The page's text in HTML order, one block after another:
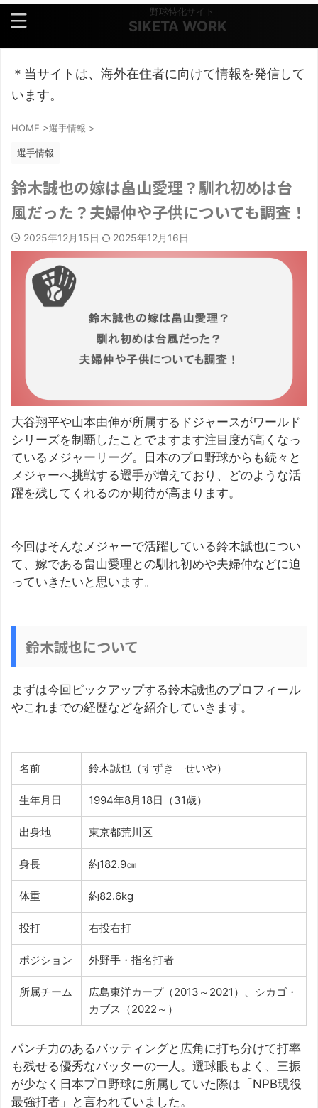
野球特化サイト
SIKETA WORK
＊当サイトは、海外在住者に向けて情報を発信して
います。
HOME >選手情報 >
選手情報
鈴木誠也の嫁は畠山愛理？馴れ初めは台
風だった？夫婦仲や子供についても調査！
2025年12月15日 2025年12月16日
大谷翔平や山本由伸が所属するドジャースがワールド
シリーズを制覇したことでますます注目度が高くなっ
ているメジャーリーグ。日本のプロ野球からも続々と
メジャーへ挑戦する選手が増えており、どのような活
躍を残してくれるのか期待が高まります。
今回はそんなメジャーで活躍している鈴木誠也につい
て、嫁である畠山愛理との馴れ初めや夫婦仲などに迫
っていきたいと思います。
鈴木誠也について
まずは今回ピックアップする鈴木誠也のプロフィール
やこれまでの経歴などを紹介していきます。
名前 鈴木誠也（すずき せいや）
生年月日 1994年8月18日（31歳）
出身地 東京都荒川区
身長 約182.9㎝
体重 約82.6kg
投打 右投右打
ポジション 外野手・指名打者
所属チーム
広島東洋カープ（2013～2021）、シカゴ・
カブス（2022～）
パンチ力のあるバッティングと広角に打ち分けて打率
も残せる優秀なバッターの一人。選球眼もよく、三振
が少なく日本プロ野球に所属していた際は「NPB現役
最強打者」と言われていました。